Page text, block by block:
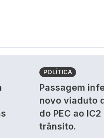
POLÍTICA
Passagem
novo viaduto
do PEC ao
trânsito.